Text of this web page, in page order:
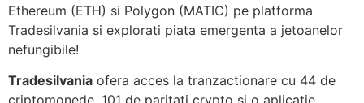
Ethereum (ETH) si Polygon (MATIC) pe platforma
Tradesilvania si explorati piata emergenta a jetoanelor
nefungibile!
Tradesilvania ofera acces la tranzactionare cu 44 de
criptomonede, 101 de paritati crypto si o aplicatie